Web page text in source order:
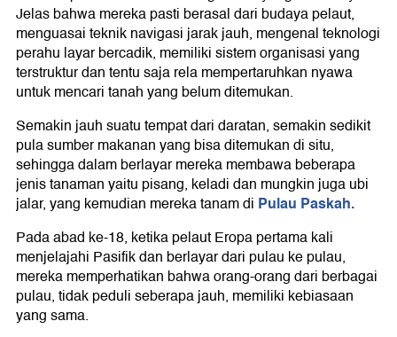
Jelas bahwa mereka pasti berasal dari budaya pelaut,
menguasai teknik navigasi jarak jauh, mengenal teknologi
perahu layar bercadik, memiliki sistem organisasi yang
terstruktur dan tentu saja rela mempertaruhkan nyawa
untuk mencari tanah yang belum ditemukan.
Semakin jauh suatu tempat dari daratan, semakin sedikit
pula sumber makanan yang bisa ditemukan di situ,
sehingga dalam berlayar mereka membawa beberapa
jenis tanaman yaitu pisang, keladi dan mungkin juga ubi
jalar, yang kemudian mereka tanam di Pulau Paskah.
Pada abad ke-18, ketika pelaut Eropa pertama kali
menjelajahi Pasifik dan berlayar dari pulau ke pulau,
mereka memperhatikan bahwa orang-orang dari berbagai
pulau, tidak peduli seberapa jauh, memiliki kebiasaan
yang sama.